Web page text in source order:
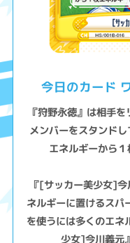
今日のカード
『狩野永徳』は相手
メンバーをスタンド
エネルギーから
『[サッカー美少女]
ネルギーに置けるスパ
を使うには多くのエ
少女]今川義元